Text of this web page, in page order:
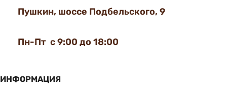
Пушкин, шоссе Подбельского, 9
Пн-Пт с 9:00 до 18:00
ИНФОРМАЦИЯ